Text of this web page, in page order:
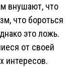
внушают, что
что бороться
это ложь.
от своей
интересов.